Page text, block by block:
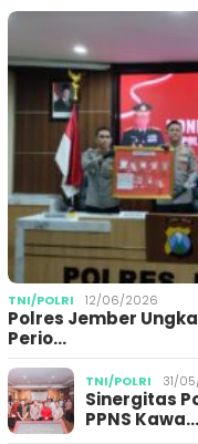
TNI/POLRI 12/06/2026
Polres Jember
Perio…
TNI/POLRI 31/
Sinergitas
PPNS Kawa…